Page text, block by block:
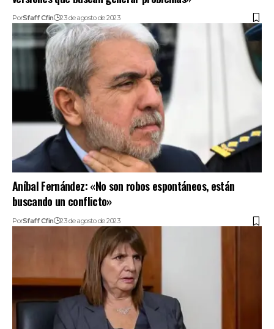
PorSfaff Cfin 23 de agosto de 2023
Aníbal Fernández: «No son robos espontáneos, están
buscando un conflicto»
PorSfaff Cfin 23 de agosto de 2023